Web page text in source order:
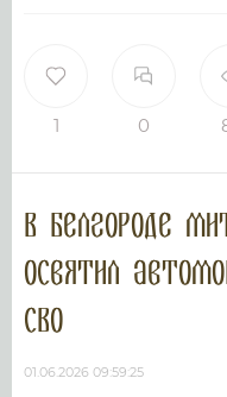
1 0
В Белгороде
освятил
СВО
01.06.2026 09:59:25